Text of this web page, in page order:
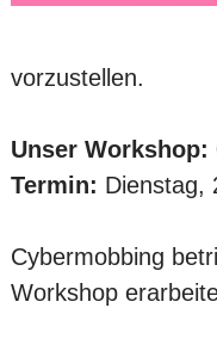
vorzustellen.
Unser
Termin: Dienstag,
Cybermobbing
Workshop